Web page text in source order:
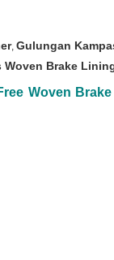
, Gulungan
Brake
Woven